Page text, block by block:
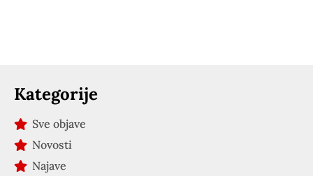
Kategorije
Sve objave
Novosti
Najave